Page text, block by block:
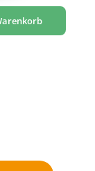
die Schaltflächen um